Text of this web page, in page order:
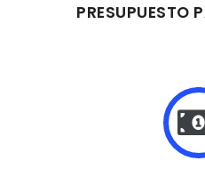
PRESUPUESTO